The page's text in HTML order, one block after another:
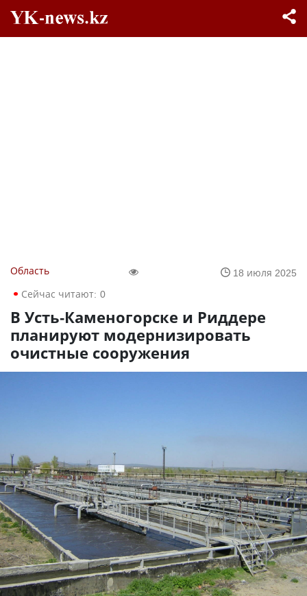
Область
18 июля 2025
Сейчас читают: 0
В Усть-Каменогорске и Риддере
планируют модернизировать
очистные сооружения